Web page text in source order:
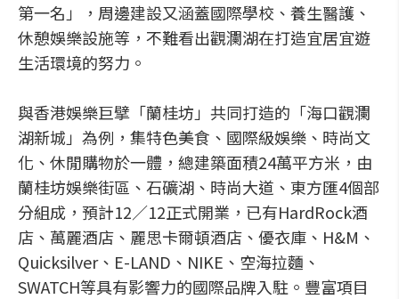
第一名」，周邊建設又涵蓋國際學校、養生醫護、
休憩娛樂設施等，不難看出觀瀾湖在打造宜居宜遊
生活環境的努力。
與香港娛樂巨擘「蘭桂坊」共同打造的「海口觀瀾
湖新城」為例，集特色美食、國際級娛樂、時尚文
化、休閒購物於一體，總建築面積24萬平方米，由
蘭桂坊娛樂街區、石礦湖、時尚大道、東方匯4個部
分組成，預計12／12正式開業，已有HardRock酒
店、萬麗酒店、麗思卡爾頓酒店、優衣庫、H&M、
Quicksilver、E-LAND、NIKE、空海拉麵、
SWATCH等具有影響力的國際品牌入駐。豐富項目